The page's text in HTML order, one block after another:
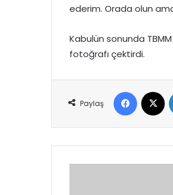
ederim. Orada olun
Kabulün sonunda
fotoğrafı çektirdi.
Paylaş